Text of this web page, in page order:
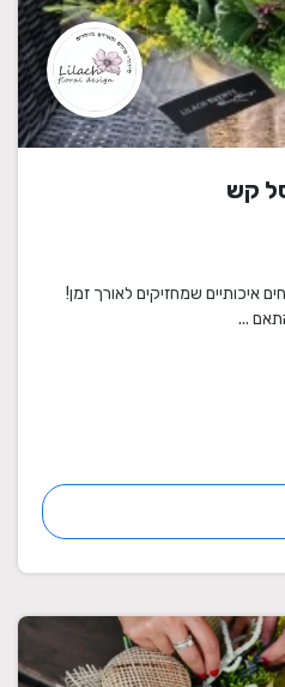
קש
איכותיים שמחזיקים לאורך זמן!
...